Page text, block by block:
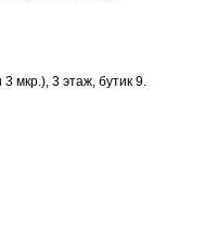
мкр.), 3 этаж, бутик 9.